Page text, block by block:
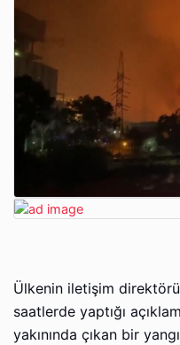
Ülkenin iletişim
saatlerde yaptığı
yakınında çıkan bir